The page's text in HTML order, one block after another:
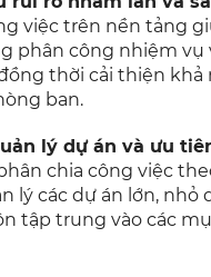
việc trên nền tảng
phân công nhiệm vụ
thời cải thiện khả
ban.
lý dự án và ưu
chia công việc
lý các dự án lớn, nhỏ
tập trung vào các